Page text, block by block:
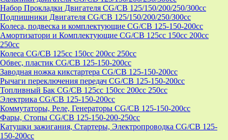
Набор Прокладки Двигателя CG/CB 125/150/200/250/300cc
Подпишники Двигателя CG/CB 125/150/200/250/300cc
Колеса, подвеска и комплектующие CG/CB 125-150-200cc
Амортизатори и Комплектующие CG/CB 125cc 150cc 200cc
250cc
Колеса CG/CB 125cc 150cc 200cc 250cc
Обвес, пластик CG/CB 125-150-200cc
Заводная ножка кикстартера CG/CB 125-150-200cc
Рычаги переключения передач CG/CB 125-150-200cc
Топливный Бак CG/CB 125cc 150cc 200cc 250cc
Электрика CG/CB 125-150-200cc
Коммутаторы, Реле, Генераторы CG/CB 125-150-200cc
Фары, Стопы CG/CB 125-150-200-250cc
Катушки зажигания, Стартеры, Электропроводка CG/CB 125-
150-200cc